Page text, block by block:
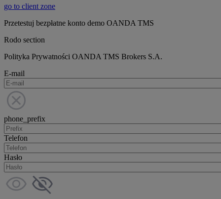
go to client zone
Przetestuj bezpłatne konto demo OANDA TMS
Rodo section
Polityka Prywatności OANDA TMS Brokers S.A.
E-mail
phone_prefix
Telefon
Hasło